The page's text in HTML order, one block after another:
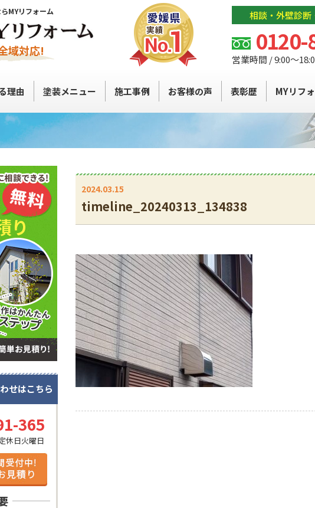
MYリフォーム
域対応!
相談・外壁診断
0120-
営業時間 / 9:00～
理由 塗装メニュー 施工事例 お客様の声 表彰歴 MYリフ
2024.03.15
timeline_20240313_134838
せはこちら
365
休日火曜日